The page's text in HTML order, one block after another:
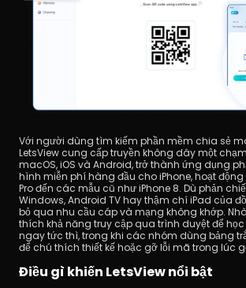
Với người dùng tìm kiếm phần mềm chia sẻ
LetsView cung cấp truyền không dây một
macOS, iOS và Android, trở thành ứng dụng
hình miễn phí hàng đầu cho iPhone, hoạt động
Pro đến các mẫu cũ như iPhone 8. Dù phản
Windows, Android TV hay thậm chí iPad của
bỏ qua nhu cầu cáp và mạng không khớp.
thích khả năng truy cập qua trình duyệt để
ngay tức thì, trong khi các nhóm dùng bảng
để chú thích thiết kế hoặc gỡ lỗi mã trong lúc
Điều gì khiến LetsView nổi bật